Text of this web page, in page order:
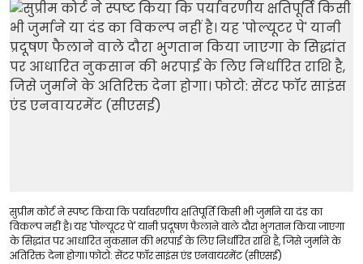
सुप्रीम कोर्ट ने स्पष्ट किया कि पर्यावरणीय क्षतिपूर्ति किसी भी जुर्माने या दंड का
विकल्प नहीं है। यह 'पोल्यूटर पे' यानी प्रदूषण फैलाने वाले दौरा भुगतान किया जाएगा
के सिद्धांत पर आधारित नुकसान की भरपाई के लिए निर्धारित राशि है, जिसे जुर्माने के
अतिरिक्त देना होगा। फोटो: सेंटर फॉर साइंस एंड एनवायरमेंट (सीएसई)